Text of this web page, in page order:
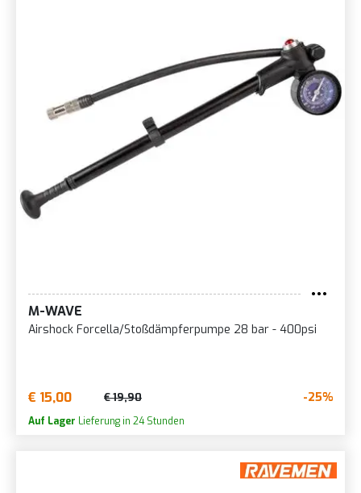
M-WAVE
Airshock Forcella/Stoßdämpferpumpe 28 bar - 400psi
€ 15,00 € 19,90 -25%
Auf Lager Lieferung in 24 Stunden